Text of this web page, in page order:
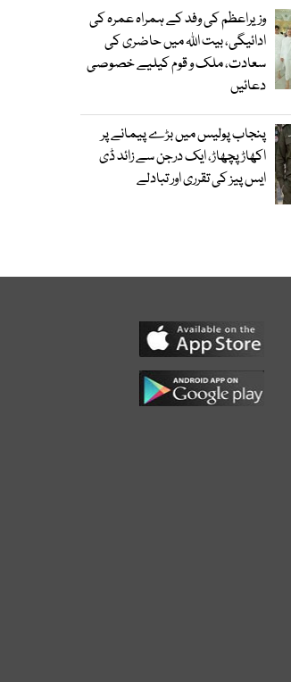
وزیراعظم کی وفد کے ہمراہ عمرہ کی
ادائیگی، بیت اللہ میں حاضری کی
سعادت، ملک و قوم کیلیے خصوصی
دعائیں
پنجاب پولیس میں بڑے پیمانے پر
اکھاڑ پچھاڑ، ایک درجن سے زائد ڈی
ایس پیز کی تقرری اور تبادلے